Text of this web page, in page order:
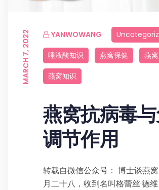
YANWOWANG
MARCH 7, 2022 唾液酸知识 燕窝保健 燕
燕窝知识
燕窝抗病毒
调节作用
转载自微信公众号： 博士谈燕
月二十八，收到名叫格蕾丝·德